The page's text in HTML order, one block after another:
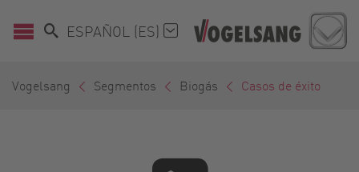
ESPAÑOL (ES)
Vogelsang Segmentos Biogás Casos de éxito